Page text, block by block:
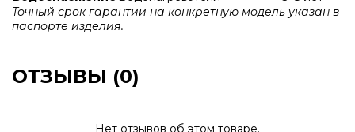
Точный срок гарантии на конкретную модель указан в
паспорте изделия.
ОТЗЫВЫ (0)
Нет отзывов об этом товаре.